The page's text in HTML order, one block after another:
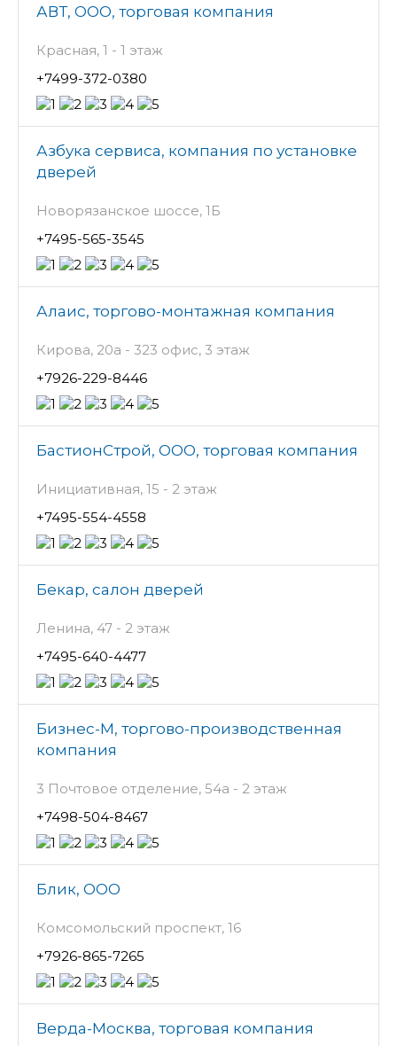
АВТ, ООО, торговая компания
Красная, 1 - 1 этаж
+7499-372-0380
Азбука сервиса, компания по установке
дверей
Новорязанское шоссе, 1Б
+7495-565-3545
Алаис, торгово-монтажная компания
Кирова, 20а - 323 офис, 3 этаж
+7926-229-8446
БастионСтрой, ООО, торговая компания
Инициативная, 15 - 2 этаж
+7495-554-4558
Бекар, салон дверей
Ленина, 47 - 2 этаж
+7495-640-4477
Бизнес-М, торгово-производственная
компания
3 Почтовое отделение, 54а - 2 этаж
+7498-504-8467
Блик, ООО
Комсомольский проспект, 16
+7926-865-7265
Верда-Москва, торговая компания